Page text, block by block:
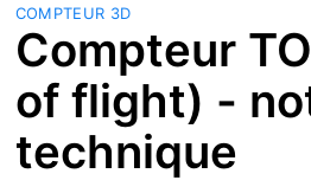
COMPTEUR 3D
Compteur
of flight) -
technique